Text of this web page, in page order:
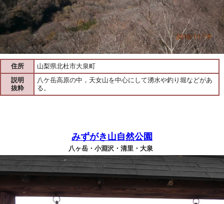
住所
山梨県北杜市大泉町
説明
抜粋
八ケ岳高原の中，天女山を中心にして湧水や釣り堀などがあ
る。
みずがき山自然公園
八ヶ岳・小淵沢・清里・大泉